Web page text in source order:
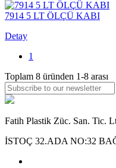
7914 5 LT ÖLÇÜ KABI
Detay
1
Toplam 8 üründen 1-8 arası
Fatih Plastik Züc. San. Tic.
İSTOÇ 32.ADA NO:32